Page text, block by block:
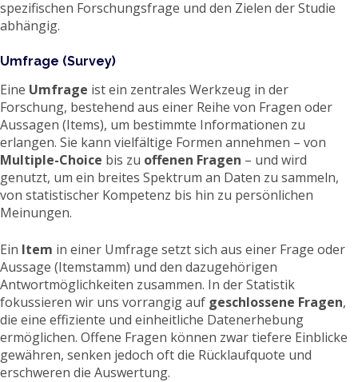
spezifischen Forschungsfrage und den Zielen der Studie
abhängig.
Umfrage (Survey)
Eine Umfrage ist ein zentrales Werkzeug in der
Forschung, bestehend aus einer Reihe von Fragen oder
Aussagen (Items), um bestimmte Informationen zu
erlangen. Sie kann vielfältige Formen annehmen – von
Multiple-Choice bis zu offenen Fragen – und wird
genutzt, um ein breites Spektrum an Daten zu sammeln,
von statistischer Kompetenz bis hin zu persönlichen
Meinungen.
Ein Item in einer Umfrage setzt sich aus einer Frage oder
Aussage (Itemstamm) und den dazugehörigen
Antwortmöglichkeiten zusammen. In der Statistik
fokussieren wir uns vorrangig auf geschlossene Fragen,
die eine effiziente und einheitliche Datenerhebung
ermöglichen. Offene Fragen können zwar tiefere Einblicke
gewähren, senken jedoch oft die Rücklaufquote und
erschweren die Auswertung.